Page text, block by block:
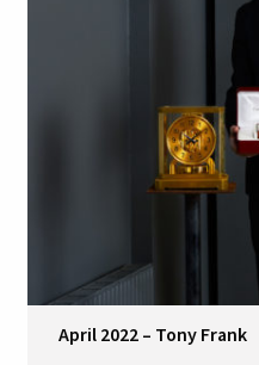
April 2022 – Tony Frank